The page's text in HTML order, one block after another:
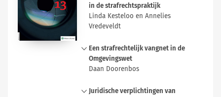
in de strafrechtspraktijk
Linda Kesteloo en Annelies
Vredeveldt
gedragen door politieagenten
bijdragen aan de waarheidsvinding
in strafzaken? In dit artikel wordt
als rechtspsychologisch perspectief
Een strafrechtelijk vangnet in de
Omgevingswet
Daan Doorenbos
Omgevingswet een strafrechtelijk
Juridische verplichtingen van